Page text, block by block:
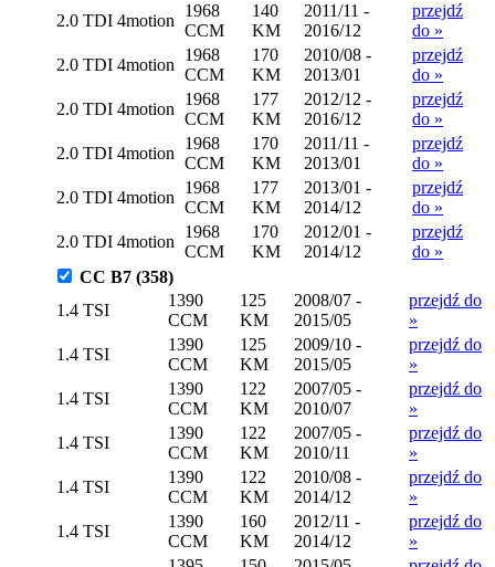
2.0 TDI 4motion
1968
CCM
140
KM
2011/11 -
2016/12
przejdź
do »
2.0 TDI 4motion
1968
CCM
170
KM
2010/08 -
2013/01
przejdź
do »
2.0 TDI 4motion
1968
CCM
177
KM
2012/12 -
2016/12
przejdź
do »
2.0 TDI 4motion
1968
CCM
170
KM
2011/11 -
2013/01
przejdź
do »
2.0 TDI 4motion
1968
CCM
177
KM
2013/01 -
2014/12
przejdź
do »
2.0 TDI 4motion
1968
CCM
170
KM
2012/01 -
2014/12
przejdź
do »
CC B7 (358)
1.4 TSI
1390
CCM
125
KM
2008/07 -
2015/05
przejdź do
»
1.4 TSI
1390
CCM
125
KM
2009/10 -
2015/05
przejdź do
»
1.4 TSI
1390
CCM
122
KM
2007/05 -
2010/07
przejdź do
»
1.4 TSI
1390
CCM
122
KM
2007/05 -
2010/11
przejdź do
»
1.4 TSI
1390
CCM
122
KM
2010/08 -
2014/12
przejdź do
»
1.4 TSI
1390
CCM
160
KM
2012/11 -
2014/12
przejdź do
»